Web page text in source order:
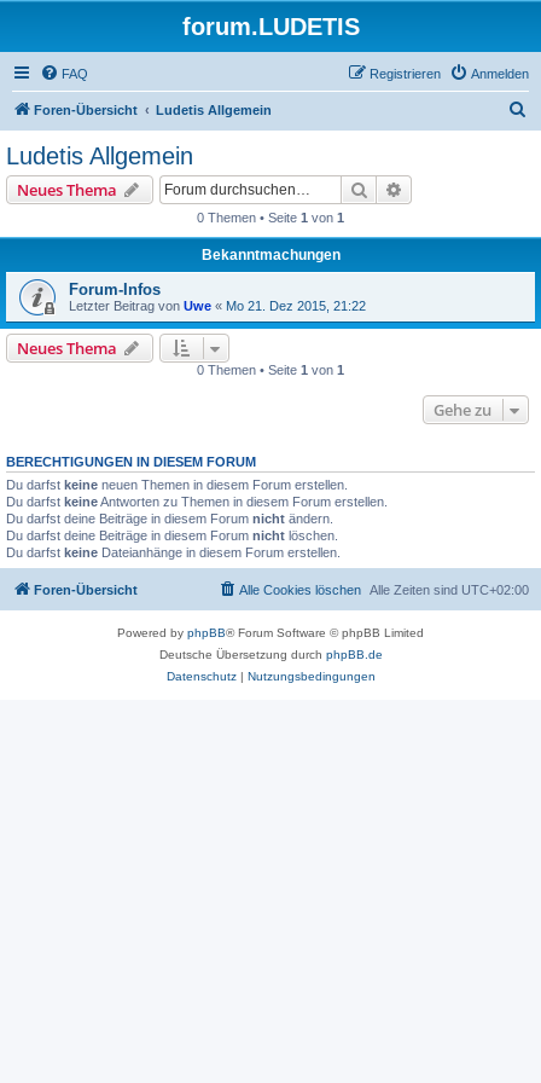
forum.LUDETIS
FAQ Anmelden
Registrieren
Foren-Übersicht Ludetis Allgemein
Ludetis Allgemein
Neues Thema Suche
0 Themen • Seite 1 von 1
Bekanntmachungen
Forum-Infos
Letzter Beitrag von Uwe « Mo 21. Dez 2015, 21:22
Neues Thema
0 Themen • Seite 1 von 1
Gehe zu
BERECHTIGUNGEN IN DIESEM FORUM
Du darfst keine neuen Themen in diesem Forum erstellen.
Du darfst keineAntworten zu Themen in diesem Forum erstellen.
Du darfst deine Beiträge in diesem Forum nicht ändern.
Du darfst deine Beiträge in diesem Forum nicht löschen.
Du darfst keine Dateianhänge in diesem Forum erstellen.
Foren-Übersicht Alle Zeiten sind UTC+02:00
Alle Cookies löschen
Powered by phpBB® Forum Software © phpBB Limited
Deutsche Übersetzung durch phpBB.de
Datenschutz| Nutzungsbedingungen